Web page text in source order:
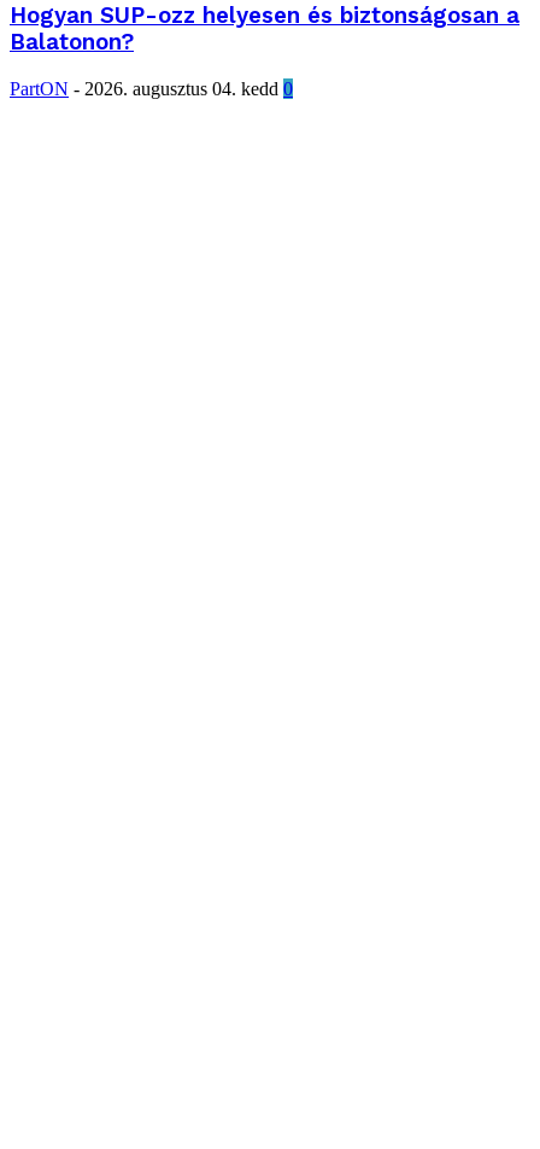
Hogyan SUP-ozz helyesen és biztonságosan a
Balatonon?
PartON - 2026. augusztus 04. kedd 0